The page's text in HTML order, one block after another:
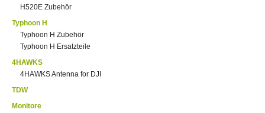
H520E Zubehör
Typhoon H
Typhoon H Zubehör
Typhoon H Ersatzteile
4HAWKS
4HAWKS Antenna for DJI
TDW
Monitore